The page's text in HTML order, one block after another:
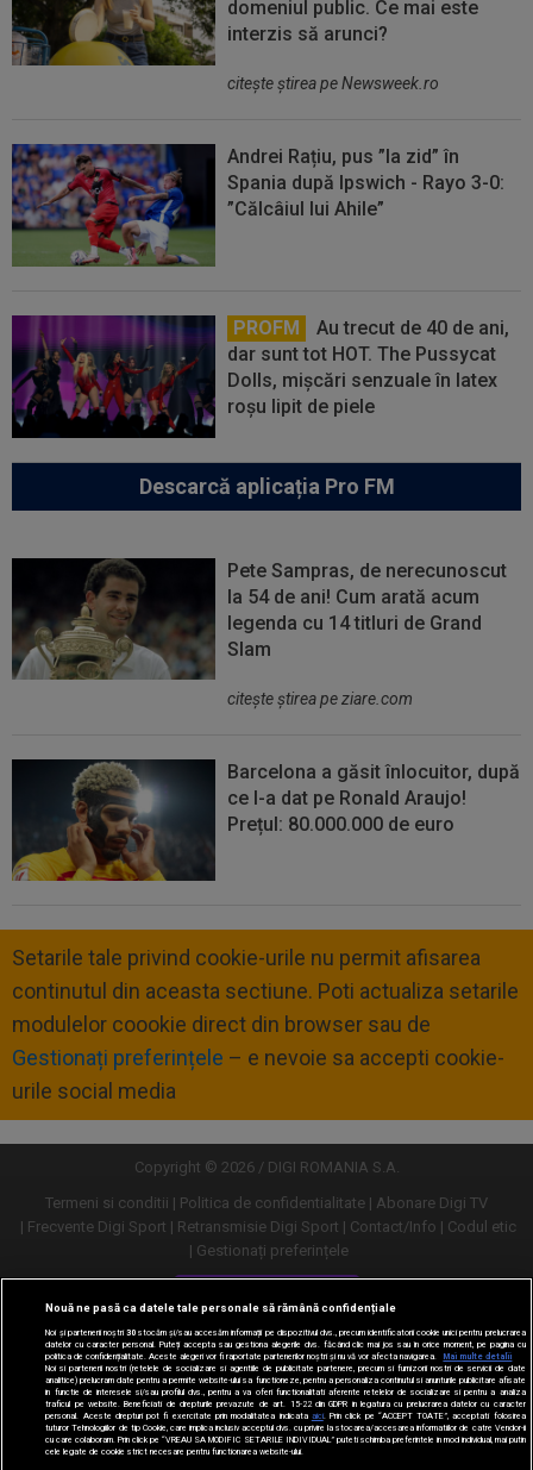
domeniul public. Ce mai este
interzis să arunci?
citeşte ştirea pe Newsweek.ro
Andrei Rațiu, pus ”la zid” în
Spania după Ipswich - Rayo 3-0:
”Călcâiul lui Ahile”
PROFM
Au trecut de 40 de ani,
dar sunt tot HOT. The Pussycat
Dolls, mișcări senzuale în latex
roșu lipit de piele
Descarcă aplicația Pro FM
Pete Sampras, de nerecunoscut
la 54 de ani! Cum arată acum
legenda cu 14 titluri de Grand
Slam
citeşte ştirea pe ziare.com
Barcelona a găsit înlocuitor, după
ce l-a dat pe Ronald Araujo!
Prețul: 80.000.000 de euro
Setarile tale privind cookie-urile nu permit afisarea
continutul din aceasta sectiune. Poti actualiza setarile
modulelor coookie direct din browser sau de
Gestionați preferințele – e nevoie sa accepti cookie-
urile social media
Copyright © 2026 / DIGI ROMANIA S.A.
Termeni si conditii
Politica de confidentialitate
Abonare Digi TV
Frecvente Digi Sport
Retransmisie Digi Sport Contact/Info
Codul etic
Gestionați preferințele
Versiune desktop
Nouă ne pasă ca datele tale personale să rămână confidențiale
Noi și partenerii noștri30stocăm și/sau accesăm informații pe dispozitivul dvs., precum identificatorii cookie unici pentru prelucrarea
datelor cu caracter personal. Puteți accepta sau gestiona alegerile dvs. făcând clic mai jos sau în orice moment, pe pagina cu
politica de confidențialitate. Aceste alegeri vor fi raportate partenerilor noștri și nu vă vor afecta navigarea.
Mai multe detalii
Noi si partenerii nostri (retelele de socializare si agentiile de publicitate partenere, precum si furnizorii nostri de servicii de date
analitice) prelucram date pentru a permite website-ului sa functioneze, pentru a personaliza continutul si anunturile publicitare afisate
in functie de interesele si/sau profilul dvs., pentru a va oferi functionalitati aferente retelelor de socializare si pentru a analiza
traficul pe website. Beneficiati de drepturile prevazute de art. 15-22 din GDPR in legatura cu prelucrarea datelor cu caracter
personal. Aceste drepturi pot fi exercitate prin modalitatea indicata aici. Prin click pe “ACCEPT TOATE”, acceptati folosirea
tuturor Tehnologiilor de tip Cookie, care implica inclusiv acceptul dvs. cu privire la stocarea/accesarea informatiilor de catre Vendor-ii
cu care colaboram. Prin click pe “VREAU SA MODIFIC SETARILE INDIVIDUAL” puteti schimba preferintele in mod individual, mai putin
cele legate de cookie strict necesare pentru functionarea website-ului.